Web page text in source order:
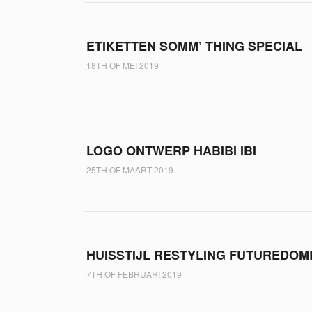
ETIKETTEN SOMM’ THING SPECIAL
18TH OF MEI 2019
LOGO ONTWERP HABIBI IBI
25TH OF MAART 2019
HUISSTIJL RESTYLING
7TH OF FEBRUARI 2019